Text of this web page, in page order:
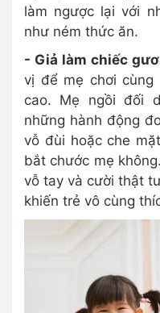
làm ngược lại với
như ném thức ăn.
- Giả làm chiếc
vị để mẹ chơi
cao. Mẹ ngồi đối
những hành động
vỗ đùi hoặc che
bắt chước mẹ
vỗ tay và cười thật
khiến trẻ vô cùng